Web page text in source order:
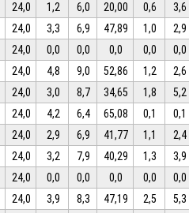
24,0 1,2 6,0 20,00 0,6 3,6
24,0 3,3 6,9 47,89 1,0 2,9
24,0 0,0 0,0 0,0 0,0 0,0
24,0 4,8 9,0 52,86 1,2 2,6
24,0 3,0 8,7 34,65 1,8 5,2
24,0 4,2 6,4 65,08 0,1 0,1
24,0 2,9 6,9 41,77 1,1 2,4
24,0 3,2 7,9 40,29 1,3 3,9
24,0 0,0 0,0 0,0 0,0 0,0
24,0 3,9 8,3 47,19 2,5 5,3